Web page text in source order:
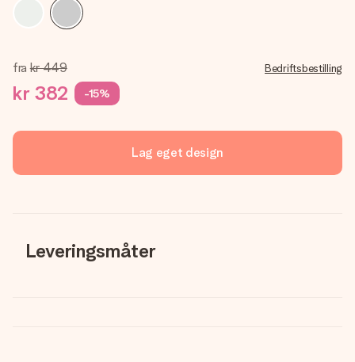
fra kr 449
kr 382 -15%
Bedriftsbestilling
Lag eget design
Leveringsmåter